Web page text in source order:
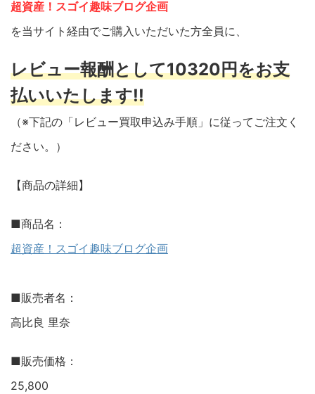
超資産！スゴイ趣味ブログ企画
を当サイト経由でご購入いただいた方全員に、
レビュー報酬として10320円をお支
払いいたします!!
（※下記の「レビュー買取申込み手順」に従ってご注文く
ださい。）
【商品の詳細】
■商品名：
超資産！スゴイ趣味ブログ企画
■販売者名：
高比良 里奈
■販売価格：
25,800